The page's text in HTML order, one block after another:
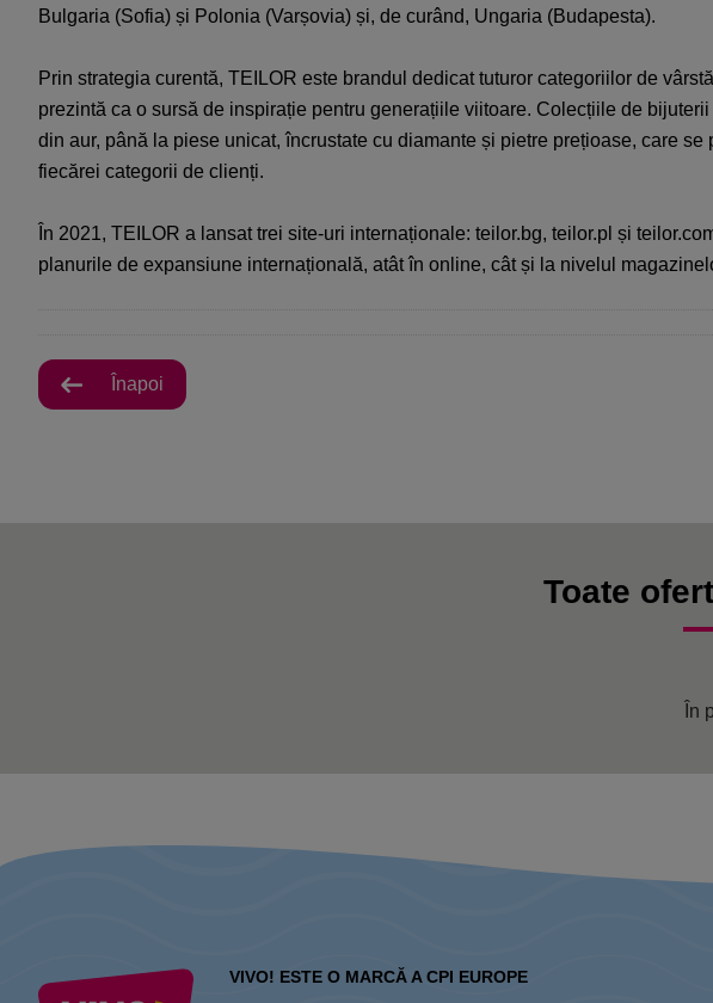
Bulgaria (Sofia) și Polonia (Varșovia) și, de curând, Ungaria (Budapesta).
Prin strategia curentă, TEILOR este brandul dedicat tuturor categoriilor de
prezintă ca o sursă de inspirație pentru generațiile viitoare. Colecțiile de
din aur, până la piese unicat, încrustate cu diamante și pietre prețioase, care se
fiecărei categorii de clienți.
În 2021, TEILOR a lansat trei site-uri internaționale: teilor.bg, teilor.pl și
planurile de expansiune internațională, atât în online, cât și la nivelul
Înapoi
Toate
În
VIVO! ESTE O MARCĂ A CPI EUROPE